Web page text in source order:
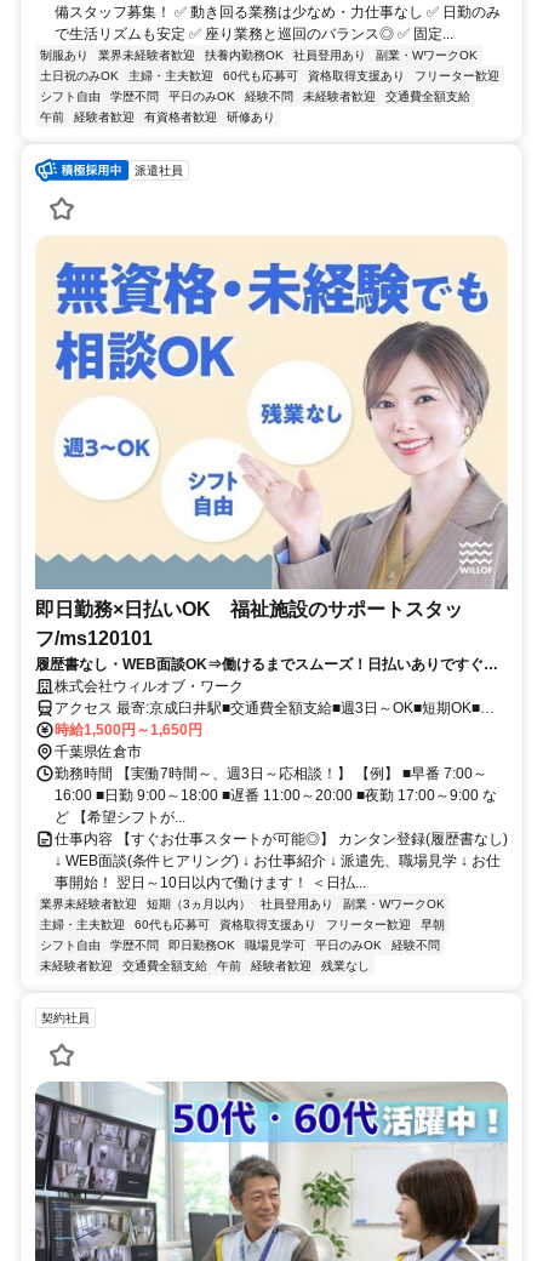
備スタッフ募集！ ✅ 動き回る業務は少なめ・力仕事なし ✅ 日勤のみ
で生活リズムも安定 ✅ 座り業務と巡回のバランス◎ ✅ 固定...
制服あり 業界未経験者歓迎 扶養内勤務OK 社員登用あり
副業・WワークOK
土日祝のみOK
主婦・主夫歓迎 60代も応募可 資格取得支援あり
フリーター歓迎
シフト自由
学歴不問 平日のみOK 経験不問 未経験者歓迎
交通費全額支給
午前
経験者歓迎 有資格者歓迎 研修あり
派遣社員
即日勤務×日払いOK 福祉施設のサポートスタッ
フ/ms120101
履歴書なし・WEB面談OK⇒働けるまでスムーズ！日払いありですぐ稼
げる★介護デビュー応援！
株式会社ウィルオブ・ワーク
アクセス 最寄:京成臼井駅■交通費全額支給■週3日～OK■短期OK■履
歴書不要
時給1,500円～1,650円
千葉県佐倉市
勤務時間 【実働7時間～、週3日～応相談！】 【例】 ■早番 7:00～
16:00 ■日勤 9:00～18:00 ■遅番 11:00～20:00 ■夜勤 17:00～9:00 な
ど 【希望シフトが...
仕事内容 【すぐお仕事スタートが可能◎】 カンタン登録(履歴書なし)
↓ WEB面談(条件ヒアリング) ↓ お仕事紹介 ↓ 派遣先、職場見学 ↓ お仕
事開始！ 翌日～10日以内で働けます！ ＜日払...
業界未経験者歓迎 短期（3ヵ月以内） 社員登用あり
副業・WワークOK
主婦・主夫歓迎
60代も応募可 資格取得支援あり フリーター歓迎
早朝
シフト自由
学歴不問 即日勤務OK 職場見学可 平日のみOK
経験不問
未経験者歓迎
交通費全額支給 午前 経験者歓迎 残業なし
契約社員